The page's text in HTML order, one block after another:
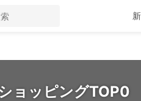
ョッピングTOP0